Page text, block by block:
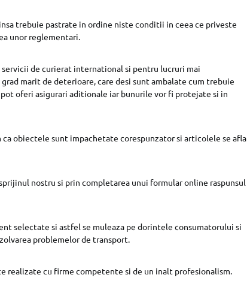
trebuie pastrate in ordine niste conditii in ceea ce priveste
unor reglementari.
de curierat international si pentru lucruri mai
marit de deterioare, care desi sunt ambalate cum trebuie
oferi asigurari aditionale iar bunurile vor fi protejate si in
ca obiectele sunt impachetate corespunzator si articolele se afla
nostru si prin completarea unui formular online raspunsul
selectate si astfel se muleaza pe dorintele consumatorului si
problemelor de transport.
realizate cu firme competente si de un inalt profesionalism.